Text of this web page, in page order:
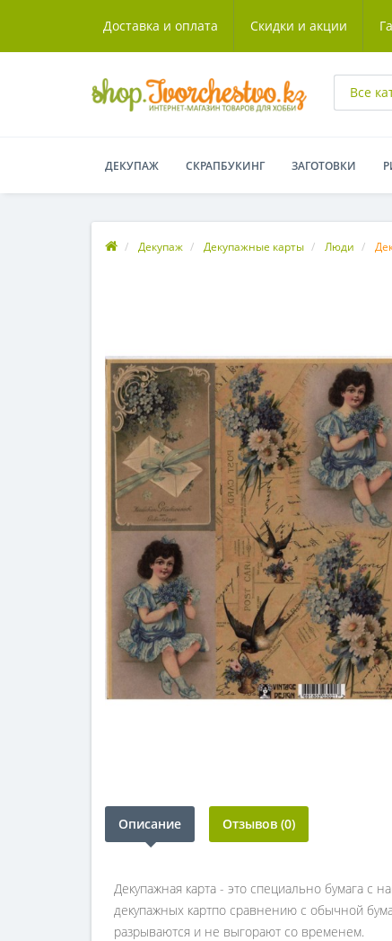
Доставка и оплата Скидки и акции
Все
ДЕКУПАЖ СКРАПБУКИНГ ЗАГОТОВКИ
Декупаж Декупажные карты Люди
Описание Отзывов (0)
Декупажная карта - это специально бумага с
декупажных картпо сравнению с обычной
разрываются и не выгорают со временем.